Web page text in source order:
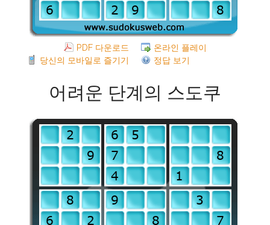
PDF 다운로드
온라인 플레이
당신의 모바일로 즐기기
정답 보기
어려운 단계의 스도쿠